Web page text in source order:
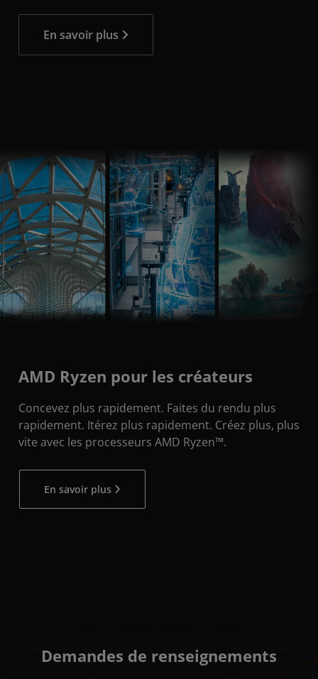
En savoir plus
AMD Ryzen pour les créateurs
Concevez plus rapidement. Faites du rendu plus
rapidement. Itérez plus rapidement. Créez plus, plus
vite avec les processeurs AMD Ryzen™.
En savoir plus
Demandes de renseignements